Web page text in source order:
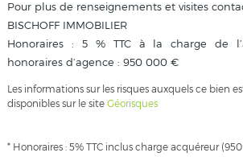
Pour plus de renseignements et visites
BISCHOFF IMMOBILIER
Honoraires : 5 % TTC à la charge de
honoraires d’agence : 950 000 €
Les informations sur les risques auxquels ce bien
disponibles sur le site Géorisques
* Honoraires : 5% TTC inclus charge acquéreur